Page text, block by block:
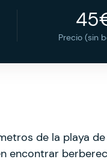
Precio (sin
de la playa de
encontrar